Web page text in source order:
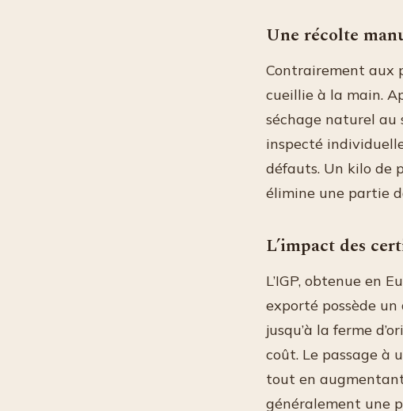
Une récolte
Contrairement aux
cueillie à la main.
séchage naturel au
inspecté
défauts. Un kilo de
élimine une partie
L’impact des
L’IGP, obtenue en
exporté possède
jusqu’à la ferme
coût. Le passage à
tout en
généralement une